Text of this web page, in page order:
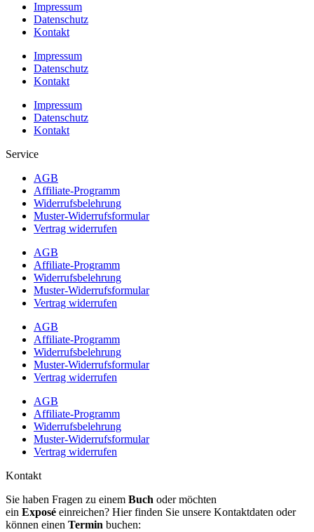
Impressum
Datenschutz
Kontakt
Impressum
Datenschutz
Kontakt
Impressum
Datenschutz
Kontakt
Service
AGB
Affiliate-Programm
Widerrufsbelehrung
Muster-Widerrufsformular
Vertrag widerrufen
AGB
Affiliate-Programm
Widerrufsbelehrung
Muster-Widerrufsformular
Vertrag widerrufen
AGB
Affiliate-Programm
Widerrufsbelehrung
Muster-Widerrufsformular
Vertrag widerrufen
AGB
Affiliate-Programm
Widerrufsbelehrung
Muster-Widerrufsformular
Vertrag widerrufen
Kontakt
Sie haben Fragen zu einem Buch oder möchten
ein Exposé einreichen? Hier finden Sie unsere Kontaktdaten oder
können einen Termin buchen: